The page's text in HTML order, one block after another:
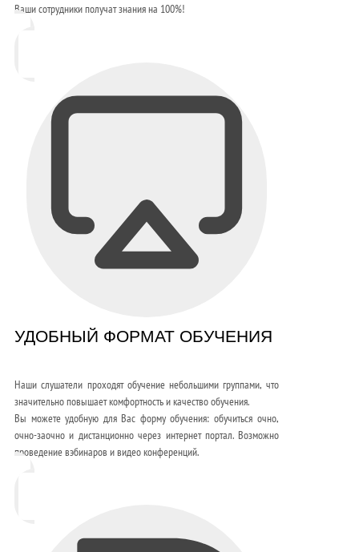
Ваши сотрудники получат знания на 100%!
УДОБНЫЙ ФОРМАТ ОБУЧЕНИЯ
Наши слушатели проходят обучение небольшими группами, что
значительно повышает комфортность и качество обучения.
Вы можете удобную для Вас форму обучения: обучиться очно,
очно-заочно и дистанционно через интернет портал. Возможно
проведение вэбинаров и видео конференций.